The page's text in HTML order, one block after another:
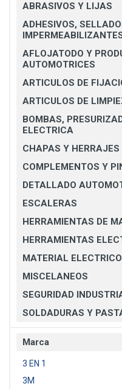
ABRASIVOS Y LIJAS
ADHESIVOS,
AFLOJATODO Y
AUTOMOTRICES
ARTICULOS DE
ARTICULOS DE
BOMBAS,
ELECTRICA
CHAPAS Y HERRAJES
COMPLEMENTOS Y
DETALLADO
ESCALERAS
HERRAMIENTAS DE
HERRAMIENTAS
MATERIAL
MISCELANEOS
SEGURIDAD
SOLDADURAS Y
Marca
3 EN 1
3M